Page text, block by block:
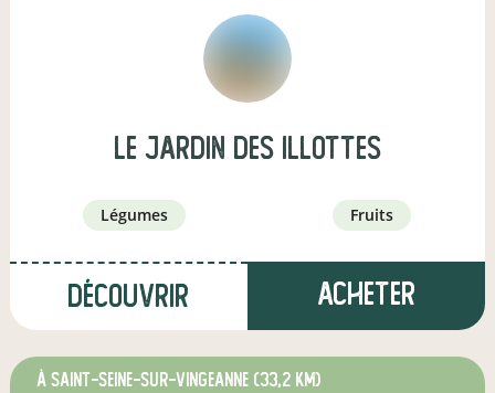
LE JARDIN DES ILLOTTES
légumes fruits
Découvrir Acheter
à Saint-Seine-sur-Vingeanne (33,2 km)